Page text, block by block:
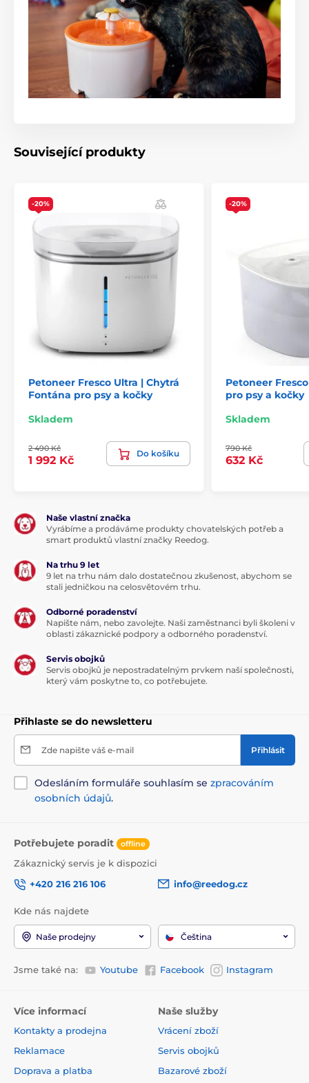
Související produkty
-20%
Petoneer Fresco Ultra | Chytrá
Fontána pro psy a kočky
Skladem
2 490 Kč
1 992 Kč
Do košíku
-20%
Petoneer
pro psy a kočky
Skladem
790 Kč
632 Kč
Naše vlastní značka
Vyrábíme a prodáváme produkty chovatelských potřeb a
smart produktů vlastní značky Reedog.
Na trhu 9 let
9 let na trhu nám dalo dostatečnou zkušenost, abychom se
stali jedničkou na celosvětovém trhu.
Odborné poradenství
Napište nám, nebo zavolejte. Naši zaměstnanci byli školeni v
oblasti zákaznické podpory a odborného poradenství.
Servis obojků
Servis obojků je nepostradatelným prvkem naší společnosti,
který vám poskytne to, co potřebujete.
Přihlaste se do newsletteru
Zde napište váš e-mail Přihlásit
Odesláním formuláře souhlasím se zpracováním
osobních údajů.
Potřebujete poradit offline
Zákaznický servis je k dispozici
+420 216 216 106
info@reedog.cz
Kde nás najdete
Naše prodejny Čeština
Jsme také na: Youtube Facebook Instagram
Více informací
Kontakty a prodejna
Reklamace
Doprava a platba
Naše služby
Vrácení zboží
Servis obojků
Bazarové zboží